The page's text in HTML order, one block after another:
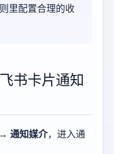
里配置合理的收
书卡片通知
通知媒介，进入通